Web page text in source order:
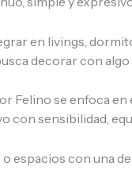
en livings,
decorar con
se enfoca
con sensibilidad,
con una